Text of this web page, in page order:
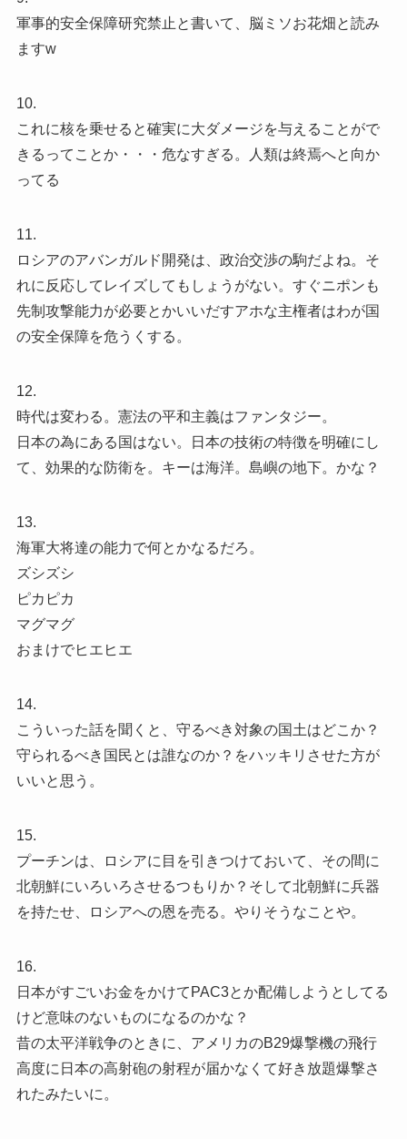
軍事的安全保障研究禁止と書いて、脳ミソお花畑と読み
ますw
10.
これに核を乗せると確実に大ダメージを与えることがで
きるってことか・・・危なすぎる。人類は終焉へと向か
ってる
11.
ロシアのアバンガルド開発は、政治交渉の駒だよね。そ
れに反応してレイズしてもしょうがない。すぐニポンも
先制攻撃能力が必要とかいいだすアホな主権者はわが国
の安全保障を危うくする。
12.
時代は変わる。憲法の平和主義はファンタジー。
日本の為にある国はない。日本の技術の特徴を明確にし
て、効果的な防衛を。キーは海洋。島嶼の地下。かな？
13.
海軍大将達の能力で何とかなるだろ。
ズシズシ
ピカピカ
マグマグ
おまけでヒエヒエ
14.
こういった話を聞くと、守るべき対象の国土はどこか？
守られるべき国民とは誰なのか？をハッキリさせた方が
いいと思う。
15.
プーチンは、ロシアに目を引きつけておいて、その間に
北朝鮮にいろいろさせるつもりか？そして北朝鮮に兵器
を持たせ、ロシアへの恩を売る。やりそうなことや。
16.
日本がすごいお金をかけてPAC3とか配備しようとしてる
けど意味のないものになるのかな？
昔の太平洋戦争のときに、アメリカのB29爆撃機の飛行
高度に日本の高射砲の射程が届かなくて好き放題爆撃さ
れたみたいに。